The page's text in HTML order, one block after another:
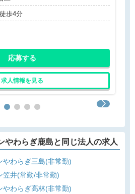
歩4分
応募する
求人情報を見る
やわらぎ鹿島と同じ法人の求人
やわらぎ三島(非常勤)
笠井(常勤/非常勤)
やわらぎ高林(非常勤)